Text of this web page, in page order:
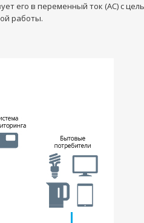
его в переменный ток (AC) с
работы.